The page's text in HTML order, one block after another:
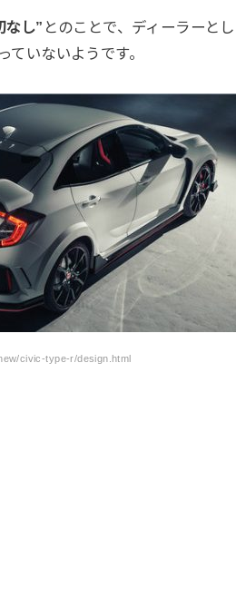
なし” とのことで、ディーラーと
いないようです。
civic-type-r/design.html